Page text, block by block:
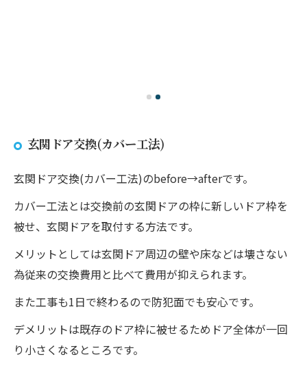
玄関ドア交換(カバー工法)
玄関ドア交換(カバー工法)のbefore→afterです。
カバー工法とは交換前の玄関ドアの枠に新しいドア枠を
被せ、玄関ドアを取付する方法です。
メリットとしては玄関ドア周辺の壁や床などは壊さない
為従来の交換費用と比べて費用が抑えられます。
また工事も1日で終わるので防犯面でも安心です。
デメリットは既存のドア枠に被せるためドア全体が一回
り小さくなるところです。